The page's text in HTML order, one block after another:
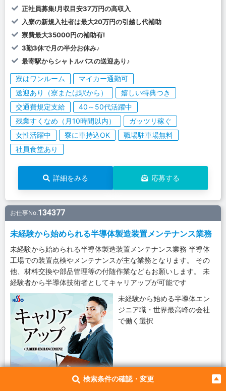
検索条件の確認・変更
正社員募集!月収目安37万円の高収入
入寮の新規入社者は最大20万円の引越し代補助
寮費最大35000円の補助有!
3勤3休で月の半分お休み♪
最寄駅からシャトルバスの送迎あり♪
寮はワンルーム
マイカー通勤可
送迎あり（寮または駅から）
嬉しい特典つき
交通費規定支給
40～50代活躍中
残業すくなめ（月10時間以内）
ガッツリ稼ぐ
女性活躍中
寮に車持込OK
職場駐車場無料
社員食堂あり
詳細をみる 応募する
お仕事No.134377
未経験から始められる半導体製造装置メンテナンス業務
未経験から始められる半導体製造装置メンテナンス業務 半導体
工場での装置点検やメンテナンスが主な業務となります。 その
他、材料交換や部品管理等の付随作業などもお願いします。 未
経験者から半導体技術者としてキャリアップが可能です
未経験から始める半導体エン
ジニア職・世界最高峰の会社
で働く選択
月収例 32.4万円